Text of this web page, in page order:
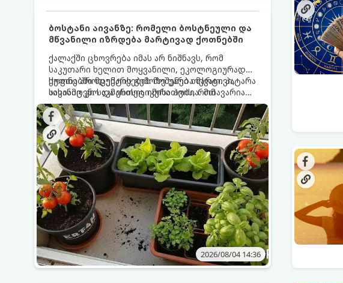
ბოსტანი აივანზე: რომელი ბოსტნეული და
მწვანილი იზრდება მარტივად ქოთნებში
ქალაქში ცხოვრება იმას არ ნიშნავს, რომ
საკუთარი ხელით მოყვანილი, ეკოლოგიურად
სუფთა პროდუქტის გემოზე უარი თქვათ. პატარა
აივანიც კი საკმარისია იმისათვის, რომ
მოიწყოთ მინი-ბოსტანი, საიდანაც
ყოველდღიურად ახალ, არომატულ მწვანილსა
და ბოსტნეულს მოკრეფთ.
ქოთნებში მცენარეების მოშენება მარტივი,
სასიამოვნო და ესთეტიკური ჰობია. მთავარია
იცოდეთ, რომელი კულტურები ეგუებიან
ქოთნის პირობებს ყველაზე კარგად და როგორ
მოუაროთ მათ სწორად.
2026/08/04 14:36